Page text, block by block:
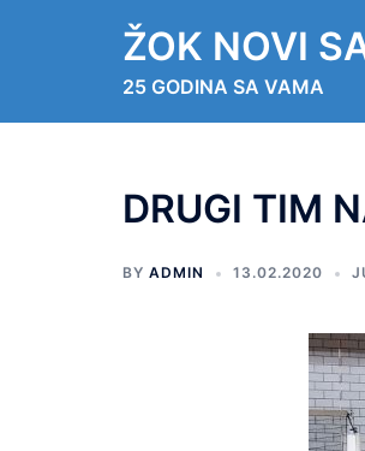
ŽOK NOVI
25 GODINA SA VAMA
DRUGI TIM
BY ADMIN 13.02.2020